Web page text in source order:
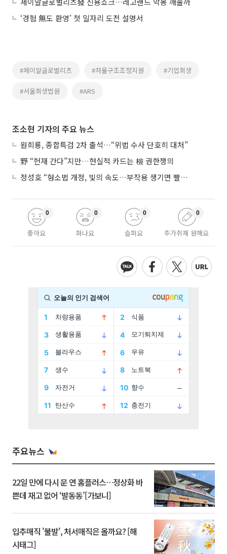
‘경험 無도 환영’ 첫 일자리 도전 설명서
#제이알글로벌리츠 #자율구조조정지원 #기업회생
#서울회생법원 #ARS
조소현 기자의 주요 뉴스
원희룡, 종합특검 2차 출석…“위법 수사 단호히 대처”
野 “헌재 간다”지만…현실적 카드는 檢 권한쟁의
정성호 “형소법 개정, 빛의 속도…부작용 생기면 빨리 고쳐야”
좋아요
0
화나요
0
슬퍼요
0
추가취재 원해요
0
주요뉴스
22일 만에 다시 문 연 홈플러스…정상화 바
쁜데 재고 없어 ‘발동동’[가보니]
입추매직 '불발', 처서매직은 올까요? [해
시태그]